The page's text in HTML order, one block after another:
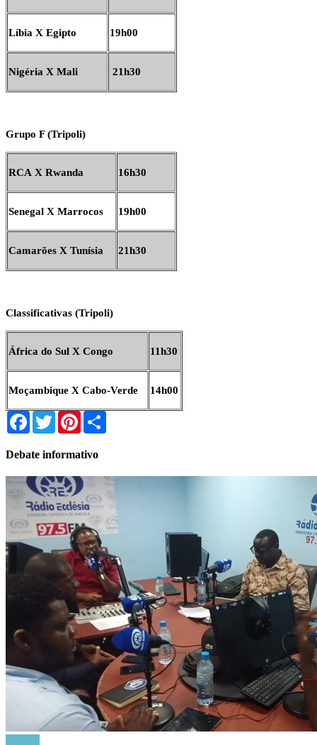
Líbia X Egipto 19h00
Nigéria X Mali 21h30
Grupo F (Tripoli)
RCA X Rwanda 16h30
Senegal X Marrocos 19h00
Camarões X Tunísia 21h30
Classificativas (Tripoli)
África do Sul X Congo 11h30
Moçambique X Cabo-Verde 14h00
Facebook
TwitterPinterest
Debate informativo